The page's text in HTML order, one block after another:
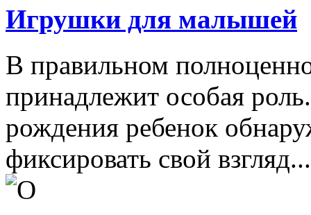
Игрушки для малышей
В правильном
принадлежит особая
рождения ребенок
фиксировать свой взгляд...